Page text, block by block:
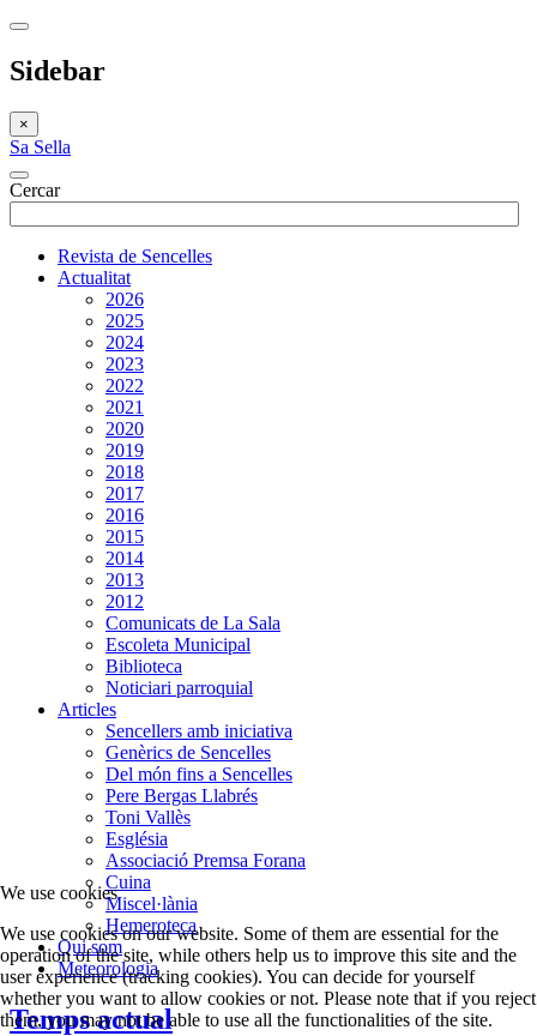
Sidebar
×
Sa Sella
Cercar
Revista de Sencelles
Actualitat
2026
2025
2024
2023
2022
2021
2020
2019
2018
2017
2016
2015
2014
2013
2012
Comunicats de La Sala
Escoleta Municipal
Biblioteca
Noticiari parroquial
Articles
Sencellers amb iniciativa
Genèrics de Sencelles
Del món fins a Sencelles
Pere Bergas Llabrés
Toni Vallès
Església
Associació Premsa Forana
Cuina
Miscel·lània
Hemeroteca
Qui som
Meteorologia
Temps actual
We use cookies
We use cookies on our website. Some of them are essential for the
operation of the site, while others help us to improve this site and the
user experience (tracking cookies). You can decide for yourself
whether you want to allow cookies or not. Please note that if you reject
them, you may not be able to use all the functionalities of the site.